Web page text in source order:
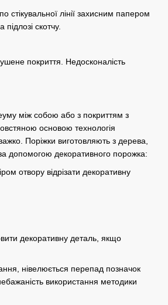
стікувальної лінії захисним папером
скотчу.
покриття. Недосконалість
між собою або з покриттям з
основою технологія
Поріжки виготовляють з дерева,
допомогою декоративного порожка:
отвору відрізати декоративну
декоративну деталь, якщо
нівелюється перепад позначок
використання методики